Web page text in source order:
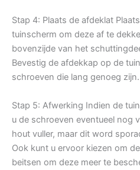
Stap 4: Plaats de afdeklat
tuinscherm om deze af te
bovenzijde van het
Bevestig de afdekkap op de
schroeven die lang genoeg zijn.
Stap 5: Afwerking Indien de
u de schroeven eventueel nog
hout vuller, maar dit word
Ook kunt u ervoor kiezen om
beitsen om deze meer te